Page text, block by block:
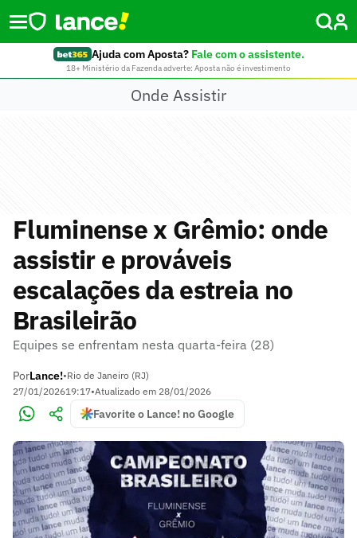
Ajuda com Aposta? Fale com o assistente.
18+ Ministério da Fazenda adverte: Aposta não é investimento
Onde Assistir
Fluminense x Grêmio: onde
assistir e prováveis
escalações da estreia no
Brasileirão
Equipes se enfrentam nesta quarta-feira (28)
PorLance!•Rio de Janeiro (RJ)
27/01/202619:17•Atualizado em 28/01/2026
Favorite o Lance! no Google